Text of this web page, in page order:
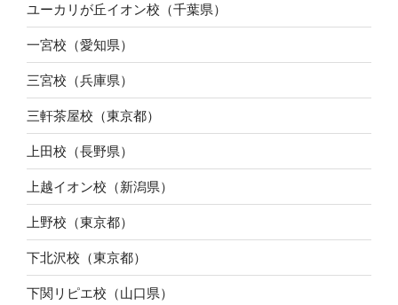
ユーカリが丘イオン校（千葉県）
一宮校（愛知県）
三宮校（兵庫県）
三軒茶屋校（東京都）
上田校（長野県）
上越イオン校（新潟県）
上野校（東京都）
下北沢校（東京都）
下関リピエ校（山口県）